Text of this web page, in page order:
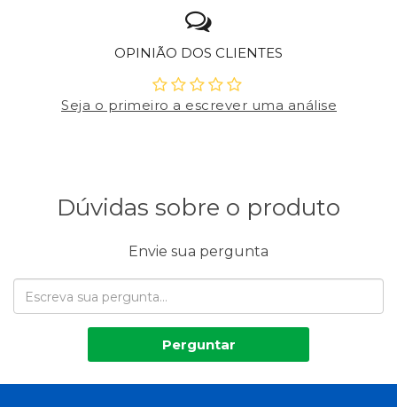
OPINIÃO DOS CLIENTES
Seja o primeiro a escrever uma análise
Dúvidas sobre o produto
Envie sua pergunta
Perguntar